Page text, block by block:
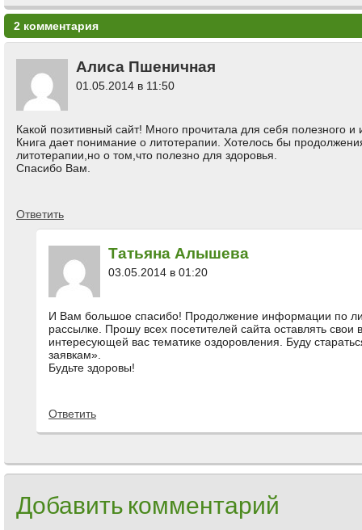
2 комментария
Алиса Пшеничная
01.05.2014 в 11:50
Какой позитивный сайт! Много прочитала для себя полезного и
Книга дает понимание о литотерапии. Хотелось бы
литотерапии,но о том,что полезно для здоровья.
Спасибо Вам.
Ответить
Татьяна Алышева
03.05.2014 в 01:20
И Вам большое спасибо! Продолжение информации по
рассылке. Прошу всех посетителей сайта оставлять свои
интересующей вас тематике оздоровления. Буду
заявкам».
Будьте здоровы!
Ответить
Добавить комментарий